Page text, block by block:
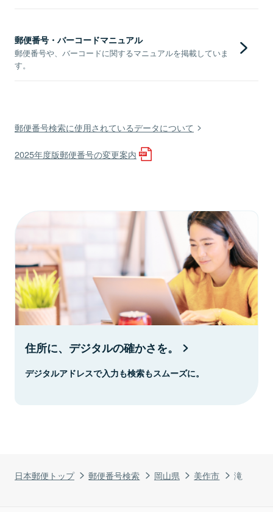
日本郵便トップ 郵便番号検索 岡山県 美作市 滝
郵便番号・バーコードマニュアル
郵便番号や、バーコードに関するマニュアルを掲載していま
す。
郵便番号検索に使用されているデータについて
2025年度版郵便番号の変更案内
住所に、デジタルの確かさを。
デジタルアドレスで入力も検索もスムーズに。